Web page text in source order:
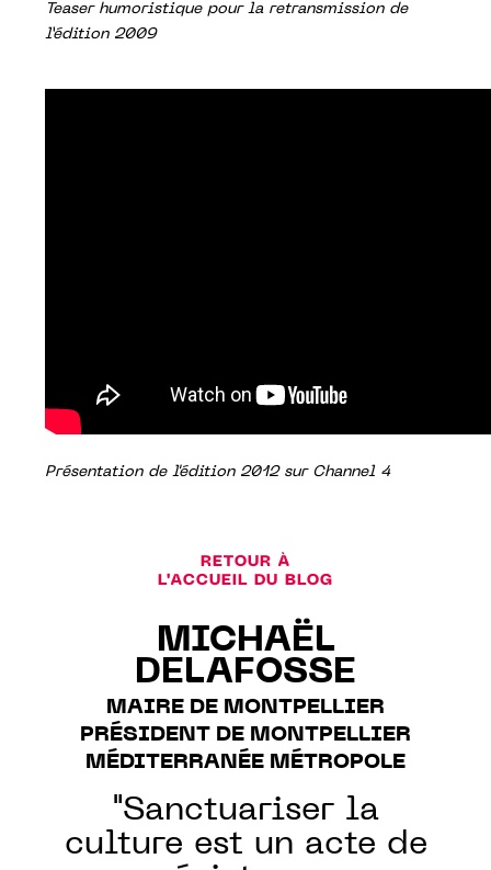
Teaser humoristique pour la retransmission de
l’édition 2009
Présentation de l'édition 2012 sur Channel 4
RETOUR À
L'ACCUEIL DU BLOG
MICHAËL
DELAFOSSE
MAIRE DE MONTPELLIER
PRÉSIDENT DE MONTPELLIER
MÉDITERRANÉE MÉTROPOLE
"Sanctuariser la
culture est un acte de